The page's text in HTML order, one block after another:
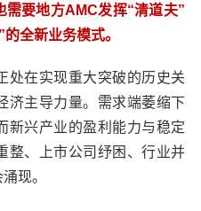
要地方AMC发挥“清道夫”
全新业务模式。
处在实现重大突破的历史关
济主导力量。需求端萎缩下
新兴产业的盈利能力与稳定
整、上市公司纾困、行业并
现。